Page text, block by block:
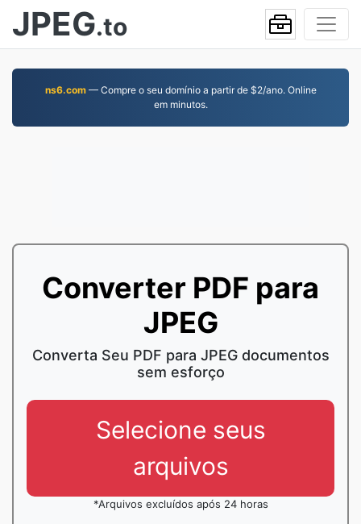
JPEG.to
ns6.com— Compre o seu domínio a partir de $2/ano. Online
em minutos.
Converter PDF para
JPEG
Converta Seu PDF para JPEG documentos
sem esforço
Selecione seus
arquivos
*Arquivos excluídos após 24 horas